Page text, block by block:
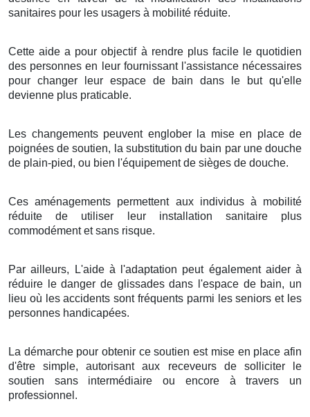
sanitaires pour les usagers à mobilité réduite.
Cette aide a pour objectif à rendre plus facile le quotidien
des personnes en leur fournissant l'assistance nécessaires
pour changer leur espace de bain dans le but qu'elle
devienne plus praticable.
Les changements peuvent englober la mise en place de
poignées de soutien, la substitution du bain par une douche
de plain-pied, ou bien l'équipement de sièges de douche.
Ces aménagements permettent aux individus à mobilité
réduite de utiliser leur installation sanitaire plus
commodément et sans risque.
Par ailleurs, L'aide à l'adaptation peut également aider à
réduire le danger de glissades dans l'espace de bain, un
lieu où les accidents sont fréquents parmi les seniors et les
personnes handicapées.
La démarche pour obtenir ce soutien est mise en place afin
d'être simple, autorisant aux receveurs de solliciter le
soutien sans intermédiaire ou encore à travers un
professionnel.